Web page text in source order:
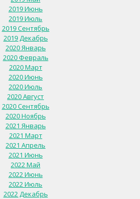
2019 Июнь
2019 Июль
2019 Сентябрь
2019 Декабрь
2020 Январь
2020 Февраль
2020 Март
2020 Июнь
2020 Июль
2020 Август
2020 Сентябрь
2020 Ноябрь
2021 Январь
2021 Март
2021 Апрель
2021 Июнь
2022 Май
2022 Июнь
2022 Июль
2022 Декабрь